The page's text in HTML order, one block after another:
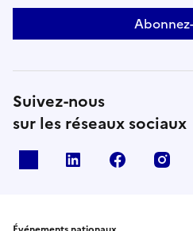
Suivez-nous
sur les réseaux sociaux
Linkedin Facebook